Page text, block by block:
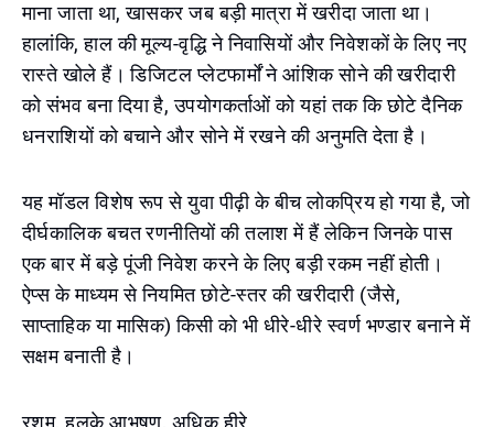
माना जाता था, खासकर जब बड़ी मात्रा में खरीदा जाता था।
हालांकि, हाल की मूल्य-वृद्धि ने निवासियों और निवेशकों के लिए नए
रास्ते खोले हैं। डिजिटल प्लेटफार्मों ने आंशिक सोने की खरीदारी
को संभव बना दिया है, उपयोगकर्ताओं को यहां तक कि छोटे दैनिक
धनराशियों को बचाने और सोने में रखने की अनुमति देता है।
यह मॉडल विशेष रूप से युवा पीढ़ी के बीच लोकप्रिय हो गया है, जो
दीर्घकालिक बचत रणनीतियों की तलाश में हैं लेकिन जिनके पास
एक बार में बड़े पूंजी निवेश करने के लिए बड़ी रकम नहीं होती।
ऐप्स के माध्यम से नियमित छोटे-स्तर की खरीदारी (जैसे,
साप्ताहिक या मासिक) किसी को भी धीरे-धीरे स्वर्ण भण्डार बनाने में
सक्षम बनाती है।
रशम, हलके आभूषण, अधिक हीरे